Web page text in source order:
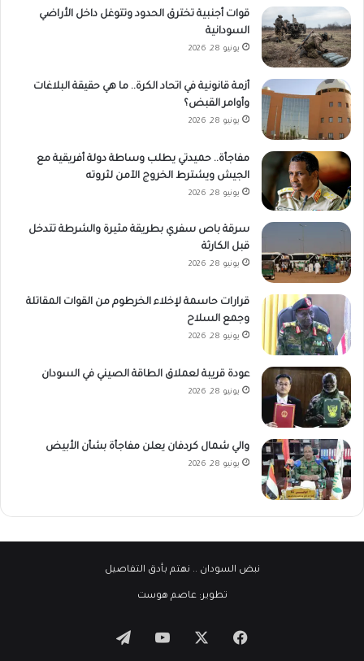
قوات أجنبية تخترق الحدود وتتوغل داخل الأراضي
السودانية
يونيو 28, 2026
أزمة قانونية في اتحاد الكرة.. ما هي حقيقة البلاغات
وأوامر القبض؟
يونيو 28, 2026
مفاجأة.. حميدتي يطلب وساطة دولة أفريقية مع
الجيش ويشترط الخروج الآمن لثروته
يونيو 28, 2026
سرقة باص سفري بطريقة مثيرة والشرطة تتدخل
قبل الكارثة
يونيو 28, 2026
قرارات حاسمة لإخلاء الخرطوم من القوات المقاتلة
وجمع السلاح
يونيو 28, 2026
عودة قريبة لعملاق الطاقة الصيني في السودان
يونيو 28, 2026
والي شمال كردفان يعلن مفاجأة بشأن الأبيض
يونيو 28, 2026
نبض السودان .. نهتم بأدق التفاصيل
تطوير:عاصم هوست
فيسبوك ‫YouTubeتيلقرام